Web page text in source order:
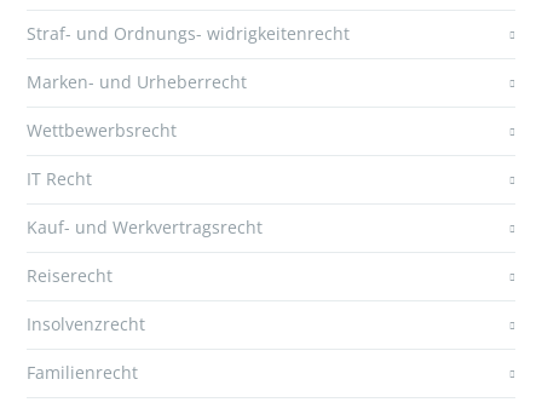
Straf- und Ordnungs- widrigkeitenrecht
Marken- und Urheberrecht
Wettbewerbsrecht
IT Recht
Kauf- und Werkvertragsrecht
Reiserecht
Insolvenzrecht
Familienrecht